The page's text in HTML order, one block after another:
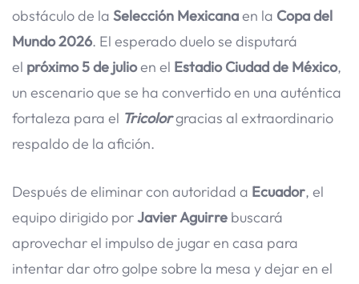
obstáculo de la Selección Mexicanaen la Copa del
Mundo 2026. El esperado duelo se disputará
el próximo 5 de julioen el Estadio Ciudad de México,
un escenario que se ha convertido en una auténtica
fortaleza para el Tricolorgracias al extraordinario
respaldo de la afición.
Después de eliminar con autoridad a Ecuador, el
equipo dirigido porJavier Aguirre buscará
aprovechar el impulso de jugar en casa para
intentar dar otro golpe sobre la mesa y dejar en el